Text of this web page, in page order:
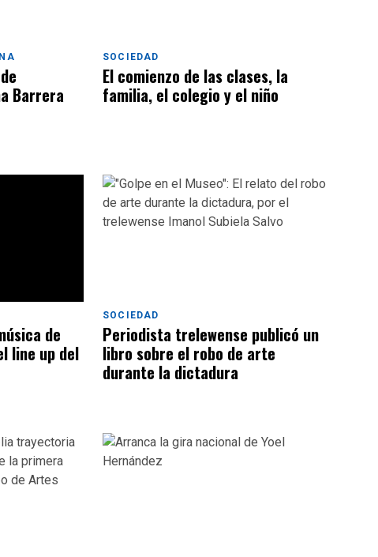
Barrera
SOCIEDAD
El comienzo de las clases, la
familia, el colegio y el niño
de
line up del
SOCIEDAD
Periodista trelewense publicó un
libro sobre el robo de arte
durante la dictadura